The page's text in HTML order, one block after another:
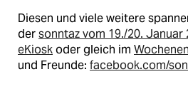
Diesen und viele weitere
dersonntaz vom 19./20. Januar
eKioskoder gleich im
und Freunde: facebook.com/